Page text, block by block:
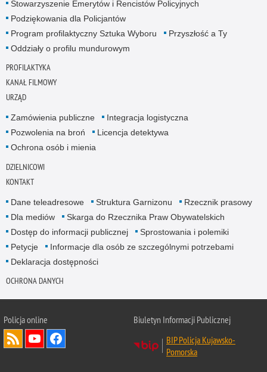
Stowarzyszenie Emerytów i Rencistów Policyjnych
Podziękowania dla Policjantów
Program profilaktyczny Sztuka Wyboru
Przyszłość a Ty
Oddziały o profilu mundurowym
PROFILAKTYKA
KANAŁ FILMOWY
URZĄD
Zamówienia publiczne
Integracja logistyczna
Pozwolenia na broń
Licencja detektywa
Ochrona osób i mienia
DZIELNICOWI
KONTAKT
Dane teleadresowe Struktura Garnizonu
Rzecznik prasowy
Dla mediów
Skarga do Rzecznika Praw Obywatelskich
Dostęp do informacji publicznej
Sprostowania i polemiki
Petycje
Informacje dla osób ze szczególnymi potrzebami
Deklaracja dostępności
OCHRONA DANYCH
Policja online
Biuletyn Informacji Publicznej
BIP Policja Kujawsko-
Pomorska